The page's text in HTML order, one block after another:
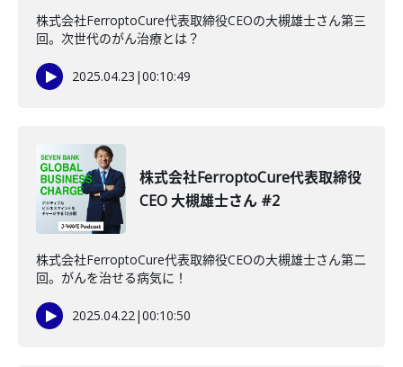
株式会社FerroptoCure代表取締役CEOの大槻雄士さん第三
回。次世代のがん治療とは？
2025.04.23 |00:10:49
株式会社FerroptoCure代表取締役
CEO 大槻雄士さん #2
株式会社FerroptoCure代表取締役CEOの大槻雄士さん第二
回。がんを治せる病気に！
2025.04.22|00:10:50